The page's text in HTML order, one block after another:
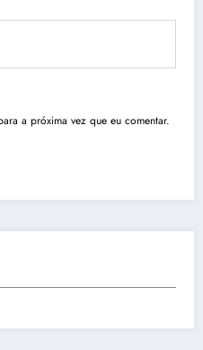
a próxima vez que eu comentar.